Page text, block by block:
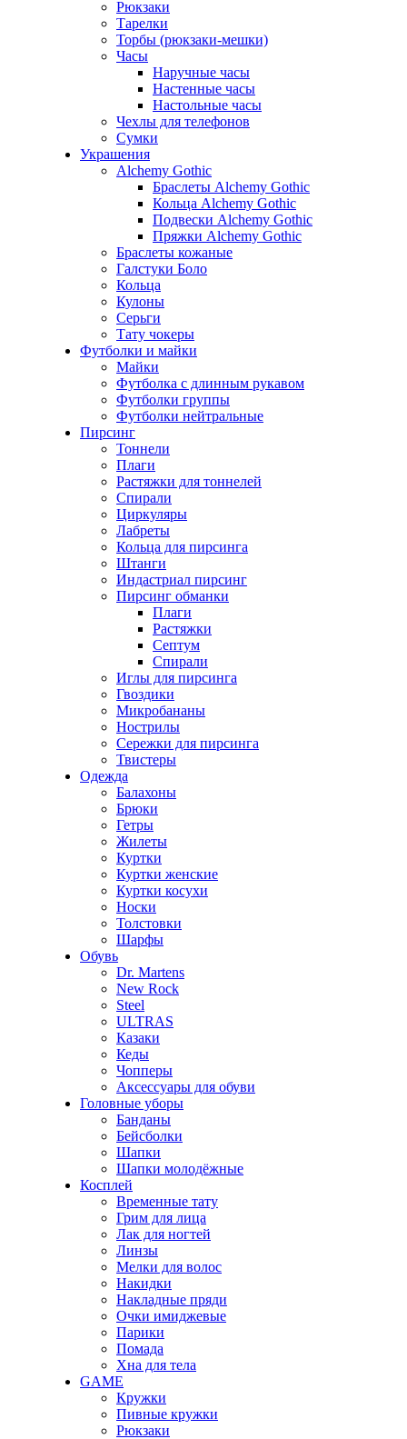
Рюкзаки
Тарелки
Торбы (рюкзаки-мешки)
Часы
Наручные часы
Настенные часы
Настольные часы
Чехлы для телефонов
Сумки
Украшения
Alchemy Gothic
Браслеты Alchemy Gothic
Кольца Alchemy Gothic
Подвески Alchemy Gothic
Пряжки Alchemy Gothic
Браслеты кожаные
Галстуки Боло
Кольца
Кулоны
Серьги
Тату чокеры
Футболки и майки
Майки
Футболка с длинным рукавом
Футболки группы
Футболки нейтральные
Пирсинг
Тоннели
Плаги
Растяжки для тоннелей
Спирали
Циркуляры
Лабреты
Кольца для пирсинга
Штанги
Индастриал пирсинг
Пирсинг обманки
Плаги
Растяжки
Септум
Спирали
Иглы для пирсинга
Гвоздики
Микробананы
Нострилы
Сережки для пирсинга
Твистеры
Одежда
Балахоны
Брюки
Гетры
Жилеты
Куртки
Куртки женские
Куртки косухи
Носки
Толстовки
Шарфы
Обувь
Dr. Martens
New Rock
Steel
ULTRAS
Казаки
Кеды
Чопперы
Аксессуары для обуви
Головные уборы
Банданы
Бейсболки
Шапки
Шапки молодёжные
Косплей
Временные тату
Грим для лица
Лак для ногтей
Линзы
Мелки для волос
Накидки
Накладные пряди
Очки имиджевые
Парики
Помада
Хна для тела
GAME
Кружки
Пивные кружки
Рюкзаки